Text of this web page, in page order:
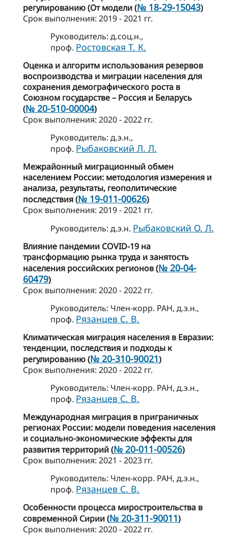
регулированию (От модели (№ 18-29-15043)
Cрок выполнения: 2019 - 2021 гг.
Руководитель: д.соц.н.,
проф. Ростовская Т. К.
Оценка и алгоритм использования резервов
воспроизводства и миграции населения для
сохранения демографического роста в
Союзном государстве – Россия и Беларусь
(№ 20-510-00004)
Cрок выполнения: 2020 - 2022 гг.
Руководитель: д.э.н.,
проф. Рыбаковский Л. Л.
Межрайонный миграционный обмен
населением России: методология измерения и
анализа, результаты, геополитические
последствия (№ 19-011-00626)
Cрок выполнения: 2019 - 2021 гг.
Руководитель: д.э.н. Рыбаковский О. Л.
Влияние пандемии COVID-19 на
трансформацию рынка труда и занятость
населения российских регионов (№ 20-04-
60479)
Cрок выполнения: 2020 - 2022 гг.
Руководитель: Член-корр. РАН, д.э.н.,
проф. Рязанцев С. В.
Климатическая миграция населения в Евразии:
тенденции, последствия и подходы к
регулированию (№ 20-310-90021)
Cрок выполнения: 2020 - 2022 гг.
Руководитель: Член-корр. РАН, д.э.н.,
проф. Рязанцев С. В.
Международная миграция в приграничных
регионах России: модели поведения населения
и социально-экономические эффекты для
развития территорий (№ 20-011-00526)
Cрок выполнения: 2021 - 2023 гг.
Руководитель: Член-корр. РАН, д.э.н.,
проф. Рязанцев С. В.
Особенности процесса миростроительства в
современной Сирии (№ 20-311-90011)
Cрок выполнения: 2020 - 2022 гг.